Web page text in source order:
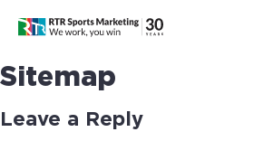
Sitemap
Leave a Reply